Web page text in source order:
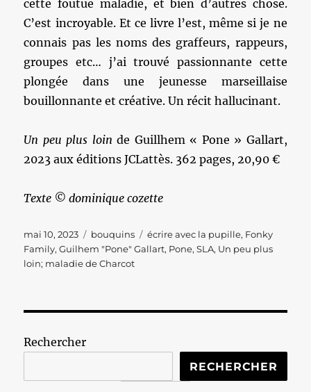
cette foutue maladie, et bien d’autres chose.
C’est incroyable. Et ce livre l’est, même si je ne
connais pas les noms des graffeurs, rappeurs,
groupes etc… j’ai trouvé passionnante cette
plongée dans une jeunesse marseillaise
bouillonnante et créative. Un récit hallucinant.
Un peu plus loinde Guillhem « Pone » Gallart,
2023 aux éditions JCLattès. 362 pages, 20,90 €
Texte © dominique cozette
Publié
le
mai 10, 2023 Catégories
bouquins Étiquettes
écrire avec la pupille, Fonky
Family,Guilhem "Pone" Gallart, Pone,SLA, Un peu plus
loin; maladie de Charcot
Rechercher
RECHERCHER